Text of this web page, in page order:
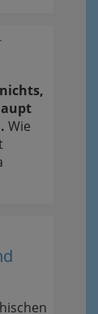
nichts,
Wie